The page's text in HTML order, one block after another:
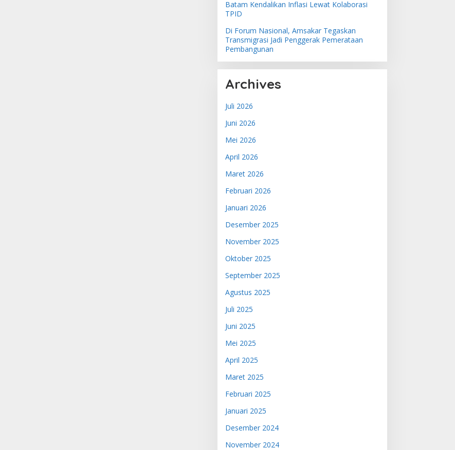
Batam Kendalikan Inflasi Lewat Kolaborasi
TPID
Di Forum Nasional, Amsakar Tegaskan
Transmigrasi Jadi Penggerak Pemerataan
Pembangunan
Archives
Juli 2026
Juni 2026
Mei 2026
April 2026
Maret 2026
Februari 2026
Januari 2026
Desember 2025
November 2025
Oktober 2025
September 2025
Agustus 2025
Juli 2025
Juni 2025
Mei 2025
April 2025
Maret 2025
Februari 2025
Januari 2025
Desember 2024
November 2024